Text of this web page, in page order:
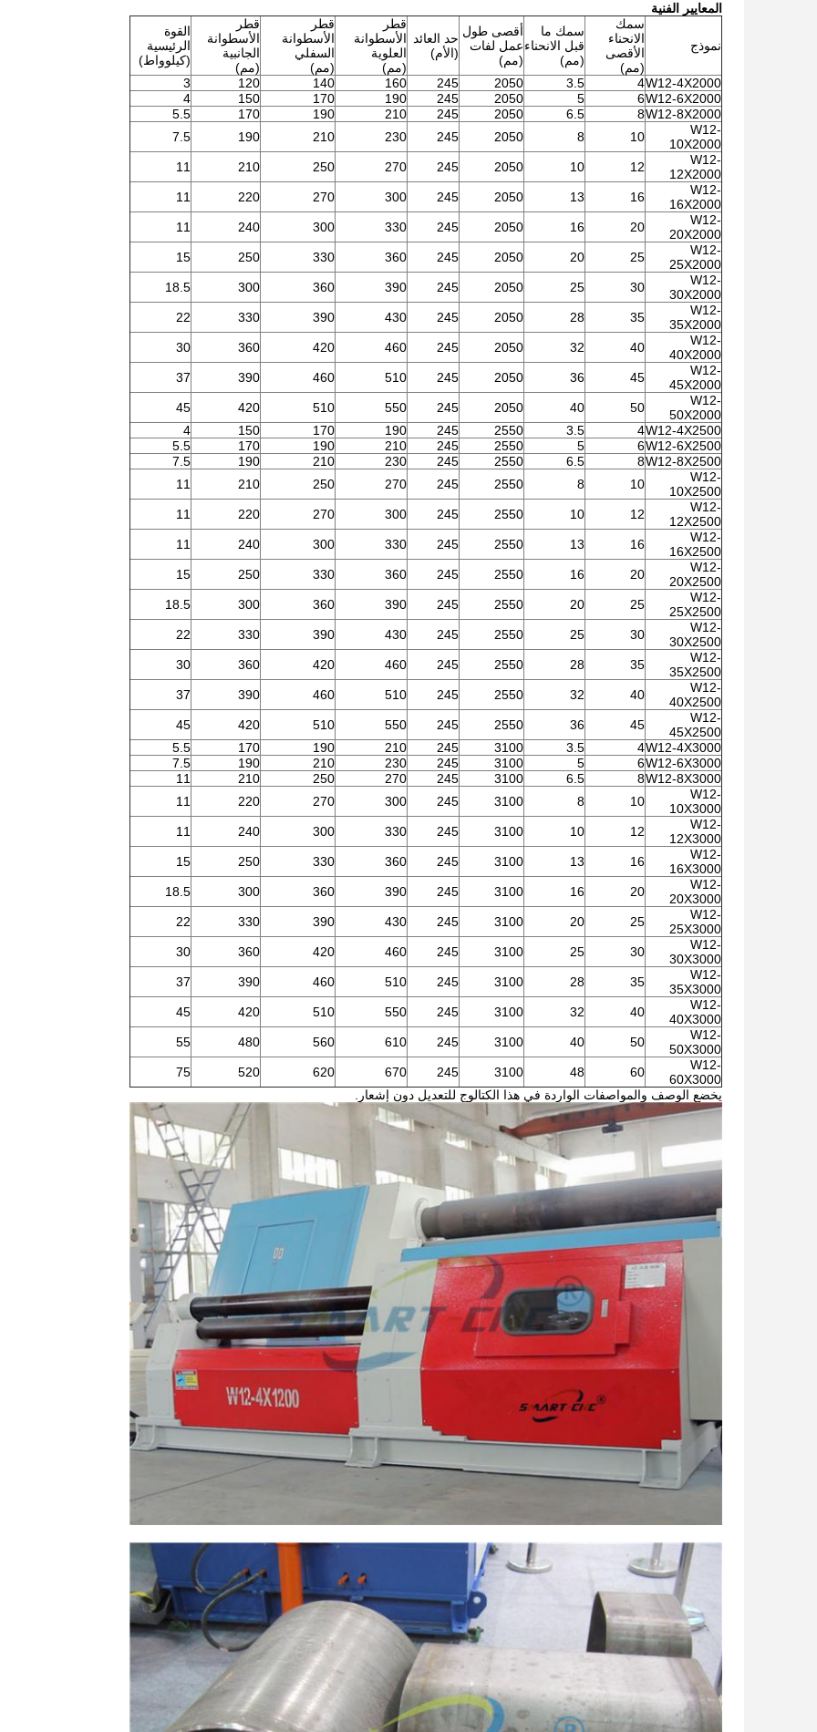
المعايير الفنية
نموذج
سمك
الانحناء
الأقصى
(مم)
سمك ما
قبل الانحناء
(مم)
أقصى طول
عمل لفات
(مم)
حد العائد
(الأم)
قطر
الأسطوانة
العلوية
(مم)
قطر
الأسطوانة
السفلي
(مم)
قطر
الأسطوانة
الجانبية
(مم)
القوة
الرئيسية
(كيلوواط)
W12-4X2000
4
3.5
2050
245
160
140
120
3
W12-6X2000
6
5
2050
245
190
170
150
4
W12-8X2000
8
6.5
2050
245
210
190
170
5.5
W12-
10X2000
10
8
2050
245
230
210
190
7.5
W12-
12X2000
12
10
2050
245
270
250
210
11
W12-
16X2000
16
13
2050
245
300
270
220
11
W12-
20X2000
20
16
2050
245
330
300
240
11
W12-
25X2000
25
20
2050
245
360
330
250
15
W12-
30X2000
30
25
2050
245
390
360
300
18.5
W12-
35X2000
35
28
2050
245
430
390
330
22
W12-
40X2000
40
32
2050
245
460
420
360
30
W12-
45X2000
45
36
2050
245
510
460
390
37
W12-
50X2000
50
40
2050
245
550
510
420
45
W12-4X2500
4
3.5
2550
245
190
170
150
4
W12-6X2500
6
5
2550
245
210
190
170
5.5
W12-8X2500
8
6.5
2550
245
230
210
190
7.5
W12-
10X2500
10
8
2550
245
270
250
210
11
W12-
12X2500
12
10
2550
245
300
270
220
11
W12-
16X2500
16
13
2550
245
330
300
240
11
W12-
20X2500
20
16
2550
245
360
330
250
15
W12-
25X2500
25
20
2550
245
390
360
300
18.5
W12-
30X2500
30
25
2550
245
430
390
330
22
W12-
35X2500
35
28
2550
245
460
420
360
30
W12-
40X2500
40
32
2550
245
510
460
390
37
W12-
45X2500
45
36
2550
245
550
510
420
45
W12-4X3000
4
3.5
3100
245
210
190
170
5.5
W12-6X3000
6
5
3100
245
230
210
190
7.5
W12-8X3000
8
6.5
3100
245
270
250
210
11
W12-
10X3000
10
8
3100
245
300
270
220
11
W12-
12X3000
12
10
3100
245
330
300
240
11
W12-
16X3000
16
13
3100
245
360
330
250
15
W12-
20X3000
20
16
3100
245
390
360
300
18.5
W12-
25X3000
25
20
3100
245
430
390
330
22
W12-
30X3000
30
25
3100
245
460
420
360
30
W12-
35X3000
35
28
3100
245
510
460
390
37
W12-
40X3000
40
32
3100
245
550
510
420
45
W12-
50X3000
50
40
3100
245
610
560
480
55
W12-
60X3000
60
48
3100
245
670
620
520
75
يخضع الوصف والمواصفات الواردة في هذا الكتالوج للتعديل دون إشعار.